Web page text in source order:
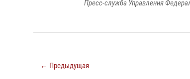
Пресс-служба Управления
← Предыдущая